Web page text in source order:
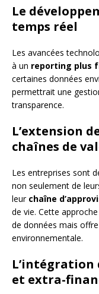
Le
temps réel
Les avancées
à un reporting plus
certaines données
permettrait une
transparence.
L’extension
chaînes de
Les entreprises sont
non seulement de
leur chaîne
de vie. Cette
de données mais
environnementale.
L’intégration
et extra-